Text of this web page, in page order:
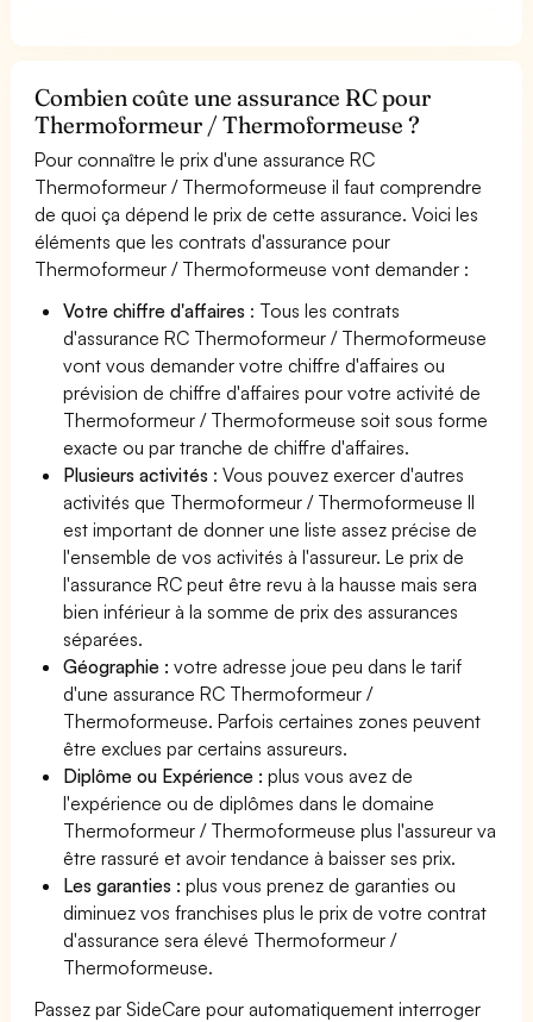
Combien coûte une assurance RC pour
Thermoformeur / Thermoformeuse ?
Pour connaître le prix d'une assurance RC
Thermoformeur / Thermoformeuse il faut comprendre
de quoi ça dépend le prix de cette assurance. Voici les
éléments que les contrats d'assurance pour
Thermoformeur / Thermoformeuse vont demander :
Votre chiffre d'affaires : Tous les contrats
d'assurance RC Thermoformeur / Thermoformeuse
vont vous demander votre chiffre d'affaires ou
prévision de chiffre d'affaires pour votre activité de
Thermoformeur / Thermoformeuse soit sous forme
exacte ou par tranche de chiffre d'affaires.
Plusieurs activités : Vous pouvez exercer d'autres
activités que Thermoformeur / Thermoformeuse Il
est important de donner une liste assez précise de
l'ensemble de vos activités à l'assureur. Le prix de
l'assurance RC peut être revu à la hausse mais sera
bien inférieur à la somme de prix des assurances
séparées.
Géographie :votre adresse joue peu dans le tarif
d'une assurance RC Thermoformeur /
Thermoformeuse. Parfois certaines zones peuvent
être exclues par certains assureurs.
Diplôme ou Expérience :plus vous avez de
l'expérience ou de diplômes dans le domaine
Thermoformeur / Thermoformeuse plus l'assureur va
être rassuré et avoir tendance à baisser ses prix.
Les garanties :plus vous prenez de garanties ou
diminuez vos franchises plus le prix de votre contrat
d'assurance sera élevé Thermoformeur /
Thermoformeuse.
Passez par SideCare pour automatiquement interroger